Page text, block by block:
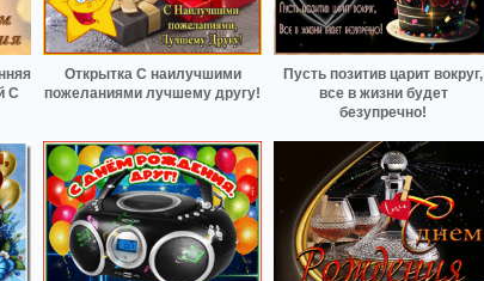
С
Открытка С наилучшими
пожеланиями лучшему другу!
Пусть позитив царит вокруг,
все в жизни будет
безупречно!